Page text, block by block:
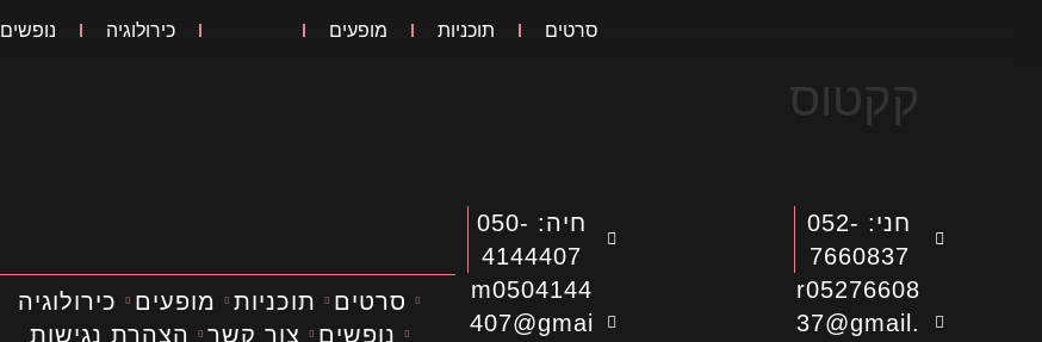
סרטים תוכניות מופעים כירולוגיה נופשים
קקטוס
חני: 052-
7660837
r05276608
37@gmail.
חיה: 050-
4144407
m0504144
407@gmai
סרטים תוכניות מופעים
כירולוגיה
נופשים
צור קשר
הצהרת נגישות